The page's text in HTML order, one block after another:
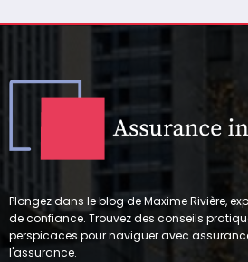
Plongez dans le blog de Maxime Rivière,
de confiance. Trouvez des conseils
perspicaces pour naviguer avec
l'assurance.